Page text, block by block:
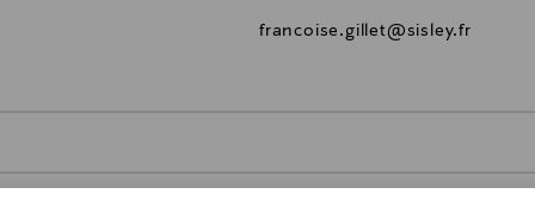
francoise.gillet@sisley.fr
0,00 €